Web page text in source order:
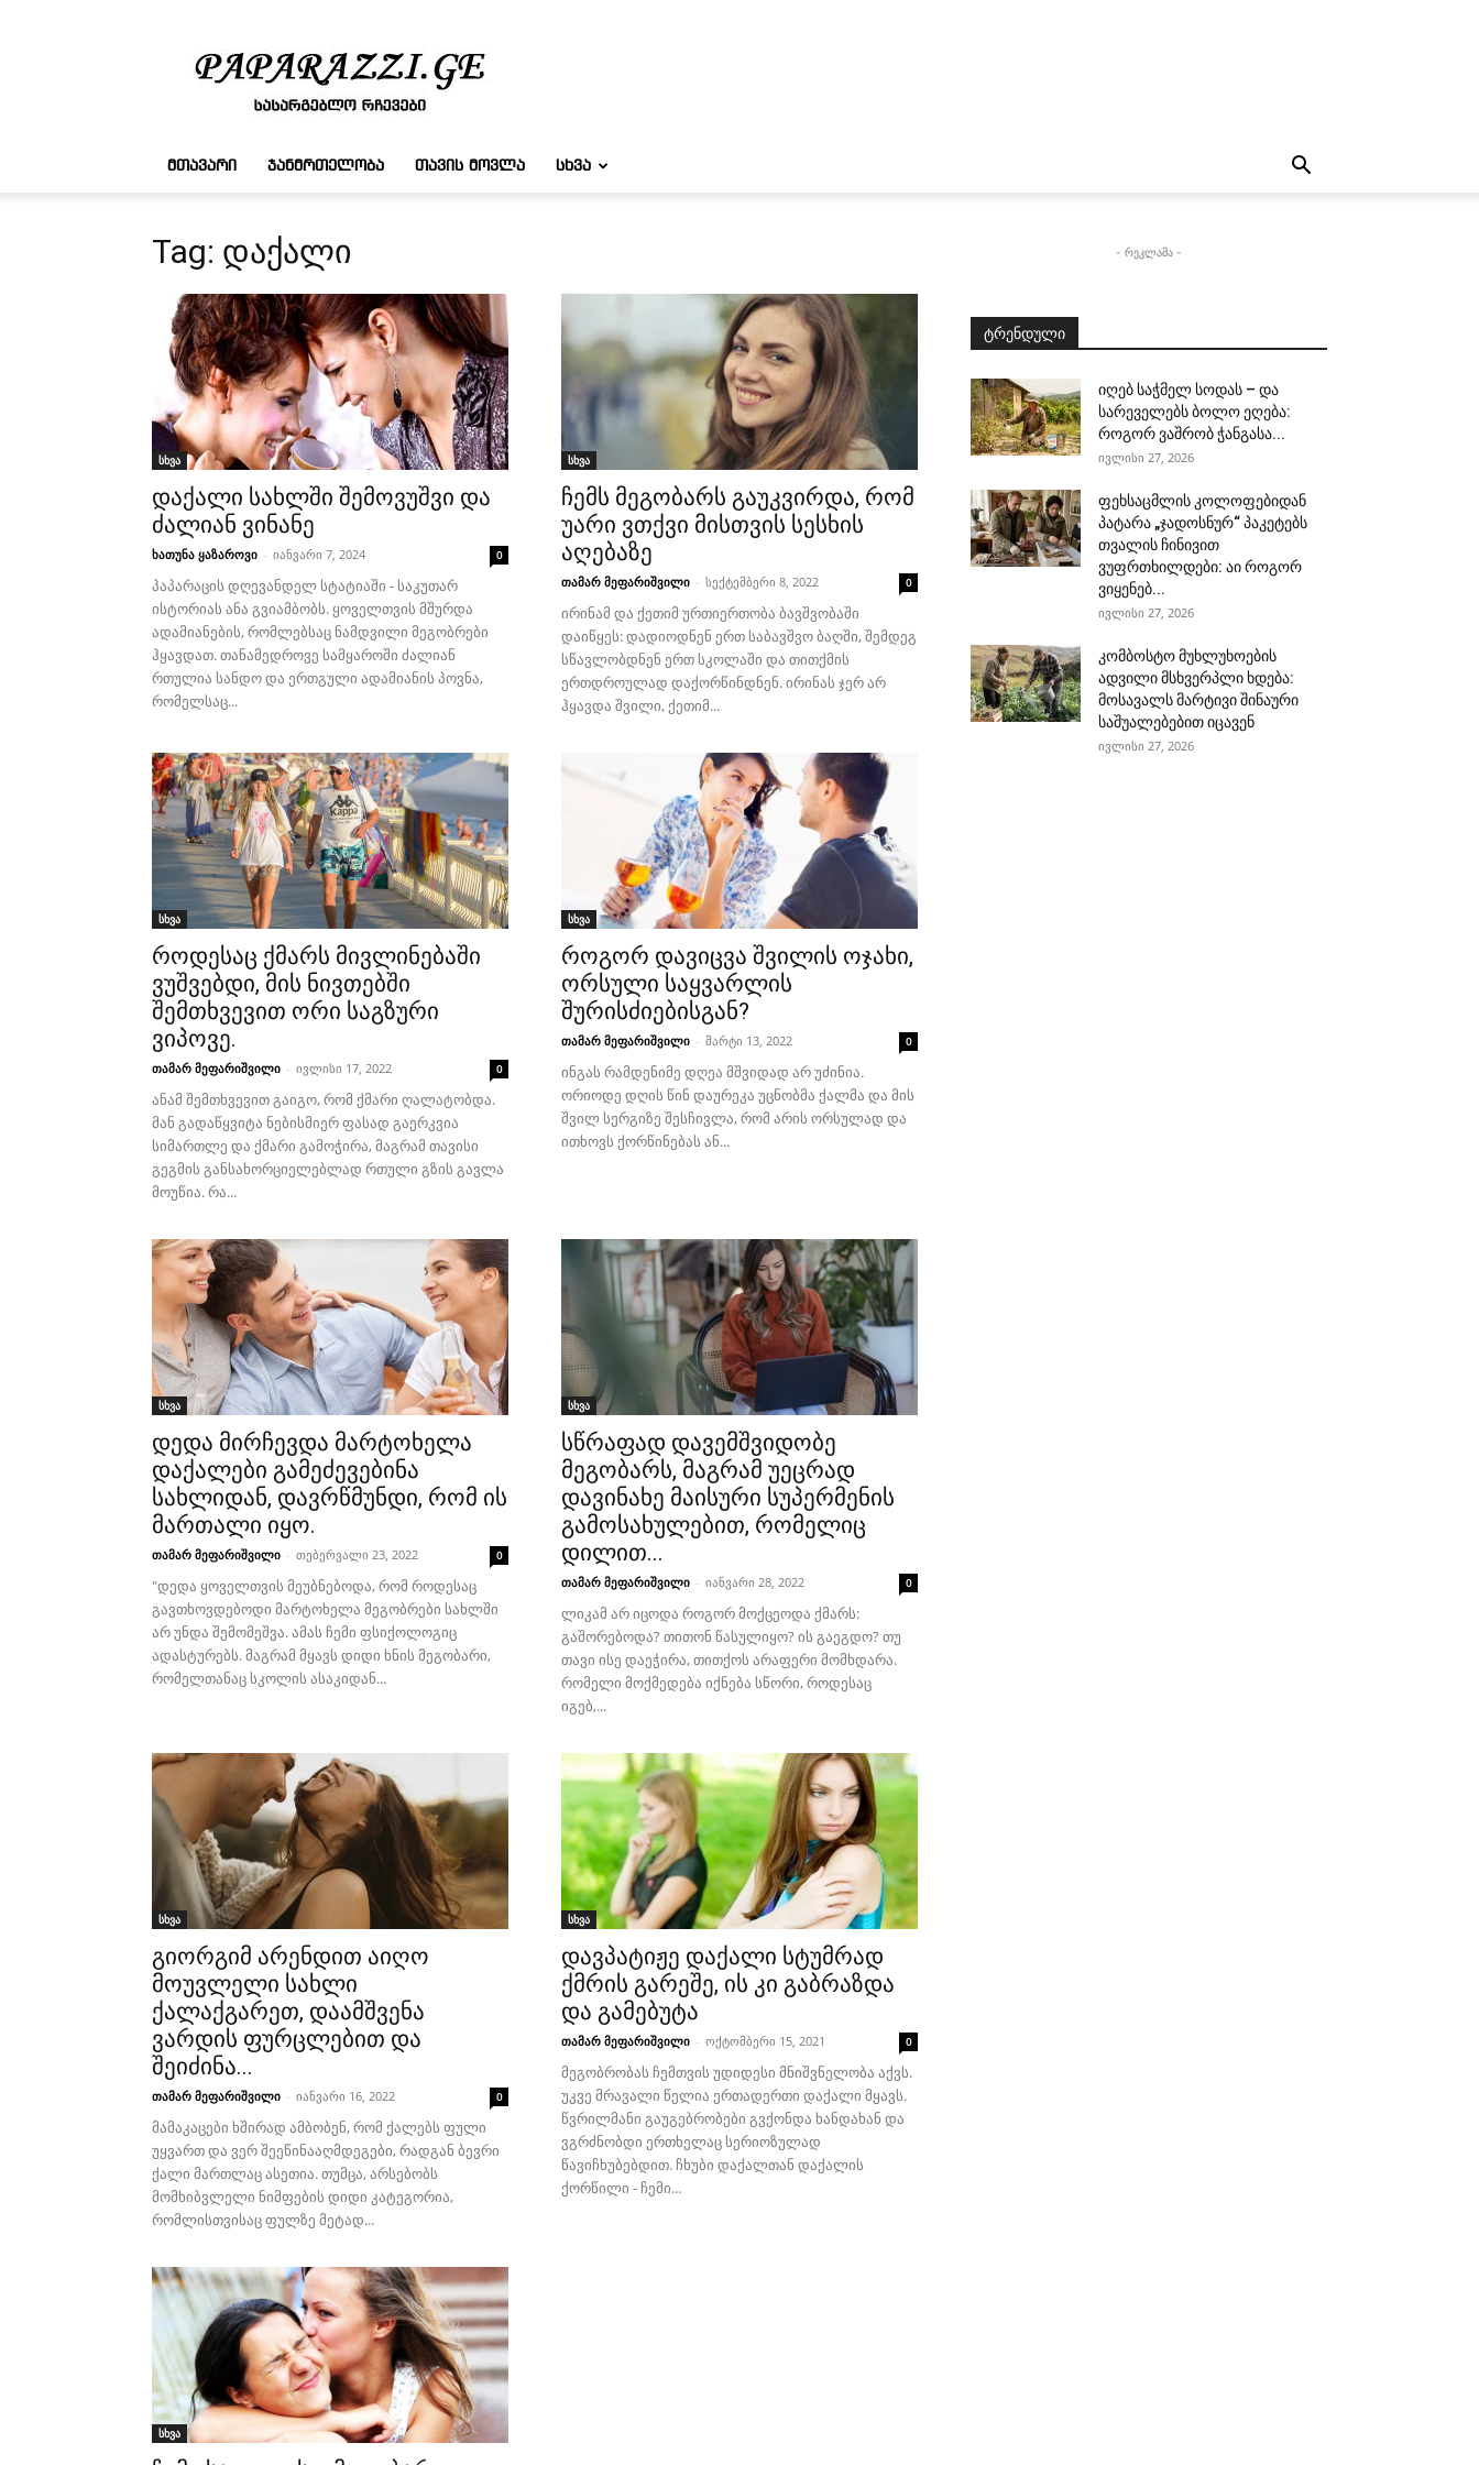
რჩევები
ᲛᲗᲐᲕᲐᲠᲘ ᲯᲐᲜᲛᲠᲗᲔᲚᲝᲑᲐ ᲗᲐᲕᲘᲡ ᲛᲝᲕᲚᲐ ᲡᲮᲕᲐ
Tag: დაქალი
სხვა
დაქალი სახლში შემოვუშვი და
ძალიან ვინანე
ხათუნა ყაზაროვი - იანვარი 7, 2024 0
პაპარაცის დღევანდელ სტატიაში - საკუთარ
ისტორიას ანა გვიამბობს. ყოველთვის მშურდა
ადამიანების, რომლებსაც ნამდვილი მეგობრები
ჰყავდათ. თანამედროვე სამყაროში ძალიან
რთულია სანდო და ერთგული ადამიანის პოვნა,
რომელსაც...
სხვა
ჩემს მეგობარს გაუკვირდა, რომ
უარი ვთქვი მისთვის სესხის
აღებაზე
თამარ მეფარიშვილი - სექტემბერი 8, 2022 0
ირინამ და ქეთიმ ურთიერთობა ბავშვობაში
დაიწყეს: დადიოდნენ ერთ საბავშვო ბაღში, შემდეგ
სწავლობდნენ ერთ სკოლაში და თითქმის
ერთდროულად დაქორწინდნენ. ირინას ჯერ არ
ჰყავდა შვილი, ქეთიმ...
სხვა
როდესაც ქმარს მივლინებაში
ვუშვებდი, მის ნივთებში
შემთხვევით ორი საგზური
ვიპოვე.
თამარ მეფარიშვილი - ივლისი 17, 2022 0
ანამ შემთხვევით გაიგო, რომ ქმარი ღალატობდა.
მან გადაწყვიტა ნებისმიერ ფასად გაერკვია
სიმართლე და ქმარი გამოჭირა, მაგრამ თავისი
გეგმის განსახორციელებლად რთული გზის გავლა
მოუწია. რა...
სხვა
როგორ დავიცვა შვილის ოჯახი,
ორსული საყვარლის
შურისძიებისგან?
თამარ მეფარიშვილი - მარტი 13, 2022 0
ინგას რამდენიმე დღეა მშვიდად არ უძინია.
ორიოდე დღის წინ დაურეკა უცნობმა ქალმა და მის
შვილ სერგიზე შესჩივლა, რომ არის ორსულად და
ითხოვს ქორწინებას ან...
სხვა
დედა მირჩევდა მარტოხელა
დაქალები გამეძევებინა
სახლიდან, დავრწმუნდი, რომ ის
მართალი იყო.
თამარ მეფარიშვილი - თებერვალი 23, 2022 0
"დედა ყოველთვის მეუბნებოდა, რომ როდესაც
გავთხოვდებოდი მარტოხელა მეგობრები სახლში
არ უნდა შემომეშვა. ამას ჩემი ფსიქოლოგიც
ადასტურებს. მაგრამ მყავს დიდი ხნის მეგობარი,
რომელთანაც სკოლის ასაკიდან...
სხვა
სწრაფად დავემშვიდობე
მეგობარს, მაგრამ უეცრად
დავინახე მაისური სუპერმენის
გამოსახულებით, რომელიც
დილით...
თამარ მეფარიშვილი - იანვარი 28, 2022 0
ლიკამ არ იცოდა როგორ მოქცეოდა ქმარს:
გაშორებოდა? თითონ წასულიყო? ის გაეგდო? თუ
თავი ისე დაეჭირა, თითქოს არაფერი მომხდარა.
რომელი მოქმედება იქნება სწორი, როდესაც
იგებ,...
სხვა
გიორგიმ არენდით აიღო
მოუვლელი სახლი
ქალაქგარეთ, დაამშვენა
ვარდის ფურცლებით და
შეიძინა...
თამარ მეფარიშვილი - იანვარი 16, 2022 0
მამაკაცები ხშირად ამბობენ, რომ ქალებს ფული
უყვართ და ვერ შეეწინააღმდეგები, რადგან ბევრი
ქალი მართლაც ასეთია. თუმცა, არსებობს
მომხიბვლელი ნიმფების დიდი კატეგორია,
რომლისთვისაც ფულზე მეტად...
სხვა
დავპატიჟე დაქალი სტუმრად
ქმრის გარეშე, ის კი გაბრაზდა
და გამებუტა
თამარ მეფარიშვილი - ოქტომბერი 15, 2021 0
მეგობრობას ჩემთვის უდიდესი მნიშვნელობა აქვს.
უკვე მრავალი წელია ერთადერთი დაქალი მყავს.
წვრილმანი გაუგებრობები გვქონდა ხანდახან და
ვგრძნობდი ერთხელაც სერიოზულად
წავიჩხუბებდით. ჩხუბი დაქალთან დაქალის
ქორწილი - ჩემი...
სხვა
- რეკლამა -
ტრენდული
იღებ საჭმელ სოდას – და
სარეველებს ბოლო ეღება:
როგორ ვაშრობ ჭანგასა...
ივლისი 27, 2026
ფეხსაცმლის კოლოფებიდან
პატარა „ჯადოსნურ“ პაკეტებს
თვალის ჩინივით
ვუფრთხილდები: აი როგორ
ვიყენებ...
ივლისი 27, 2026
კომბოსტო მუხლუხოების
ადვილი მსხვერპლი ხდება:
მოსავალს მარტივი შინაური
საშუალებებით იცავენ
ივლისი 27, 2026